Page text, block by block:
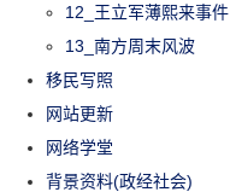
12_王立军薄熙来事件
13_南方周末风波
移民写照
网站更新
网络学堂
背景资料(政经社会)